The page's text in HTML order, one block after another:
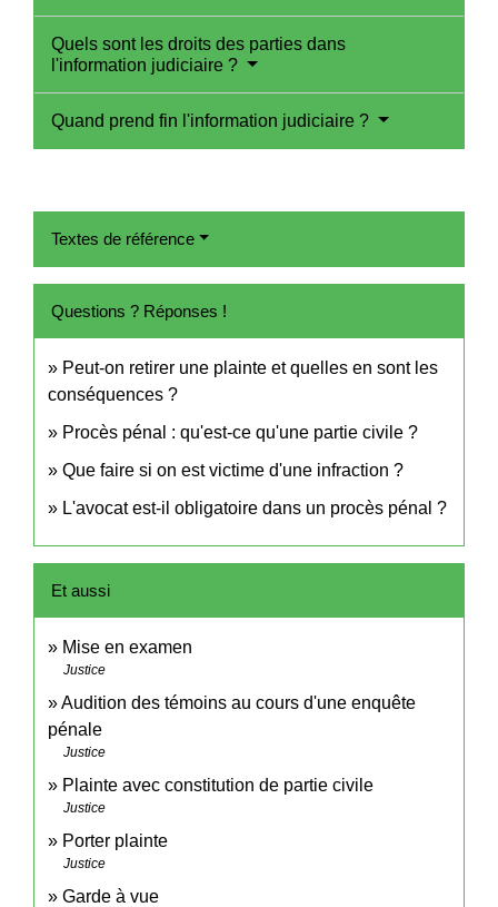
Quels sont les droits des parties dans
l'information judiciaire ?
Quand prend fin l'information judiciaire ?
Textes de référence
Questions ? Réponses !
Peut-on retirer une plainte et quelles en sont les
conséquences ?
Procès pénal : qu'est-ce qu'une partie civile ?
Que faire si on est victime d'une infraction ?
L'avocat est-il obligatoire dans un procès pénal ?
Et aussi
Mise en examen
Justice
Audition des témoins au cours d'une enquête
pénale
Justice
Plainte avec constitution de partie civile
Justice
Porter plainte
Justice
Garde à vue